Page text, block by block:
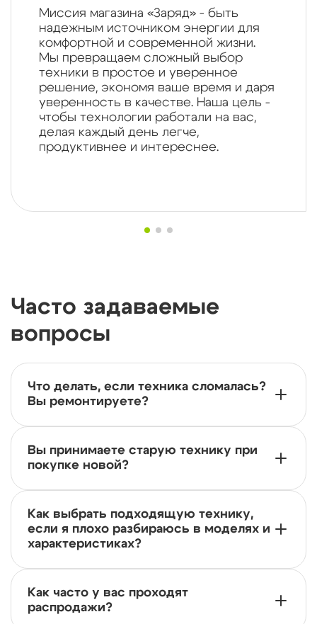
Миссия магазина «Заряд» - быть
надежным источником энергии для
комфортной и современной жизни.
Мы превращаем сложный выбор
техники в простое и уверенное
решение, экономя ваше время и даря
уверенность в качестве. Наша цель -
чтобы технологии работали на вас,
делая каждый день легче,
продуктивнее и интереснее.
Часто задаваемые
вопросы
Что делать, если техника сломалась?
Вы ремонтируете?
Вы принимаете старую технику при
покупке новой?
Как выбрать подходящую технику,
если я плохо разбираюсь в моделях и
характеристиках?
Как часто у вас проходят
распродажи?